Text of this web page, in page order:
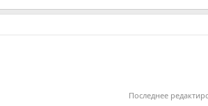
Последнее